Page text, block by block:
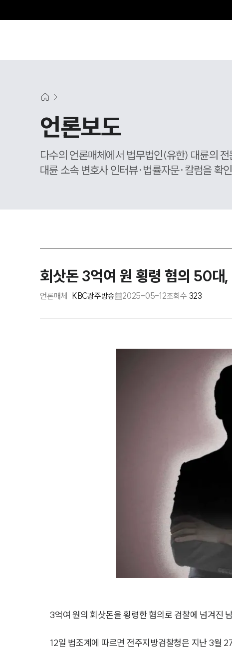
언론보도
다수의 언론매체에서 법무법인(유한) 대륜의
대륜 소속 변호사 인터뷰·법률자문·칼럼을 확
회삿돈 3억여 원 횡령 혐의 50대
언론매체 KBC광주방송 2025-05-12조회수 323
3억여 원의 회삿돈을 횡령한 혐의로 검찰에 넘겨진
12일 법조계에 따르면 전주지방검찰청은 지난 3월